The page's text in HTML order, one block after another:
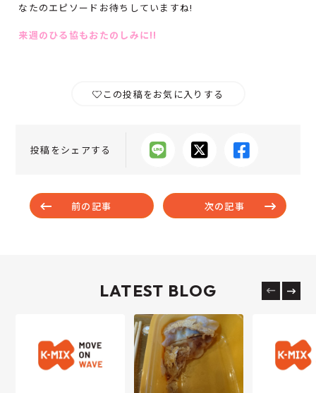
なたのエピソードお待ちしていますね!
来週のひる協もおたのしみに!!
この投稿をお気に入りする
投稿をシェアする
前の記事 次の記事
LATEST BLOG